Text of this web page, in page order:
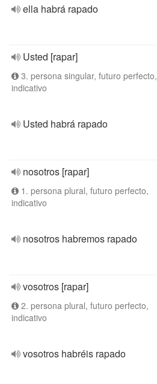
ella habrá rapado
Usted [rapar]
3. persona singular, futuro perfecto,
indicativo
Usted habrá rapado
nosotros [rapar]
1. persona plural, futuro perfecto,
indicativo
nosotros habremos rapado
vosotros [rapar]
2. persona plural, futuro perfecto,
indicativo
vosotros habréis rapado